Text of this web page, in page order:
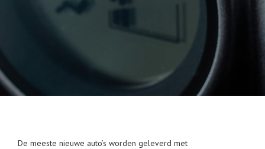
De meeste nieuwe auto’s worden geleverd met